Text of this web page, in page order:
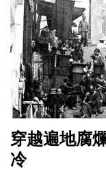
穿越遍地腐
冷